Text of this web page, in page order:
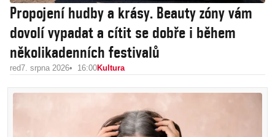
Propojení hudby a krásy. Beauty zóny vám
dovolí vypadat a cítit se dobře i během
několikadenních festivalů
red7. srpna 2026 16:00Kultura